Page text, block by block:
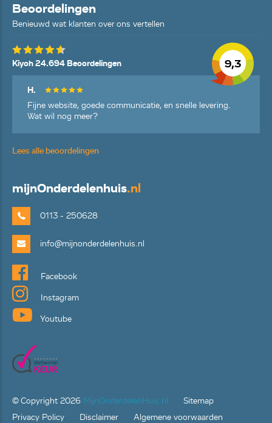
Beoordelingen
Benieuwd wat klanten over ons vertellen
9,3
Kiyoh 24.694 Beoordelingen
H.
Fijne website, goede communicatie, en snelle levering.
Wat wil nog meer?
Lees alle beoordelingen
mijnOnderdelenhuis.nl
0113 - 250628
info@mijnonderdelenhuis.nl
Facebook
Instagram
Youtube
© Copyright 2026 MijnOnderdelenHuis.nl
Sitemap
Privacy Policy
Disclaimer Algemene voorwaarden